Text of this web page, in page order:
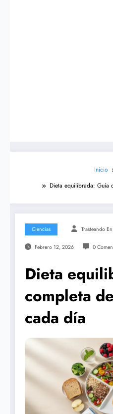
Inicio
Dieta equilibrada: Guía
Ciencias Trasteando
Febrero 12, 2026 0
Dieta
completa
cada día